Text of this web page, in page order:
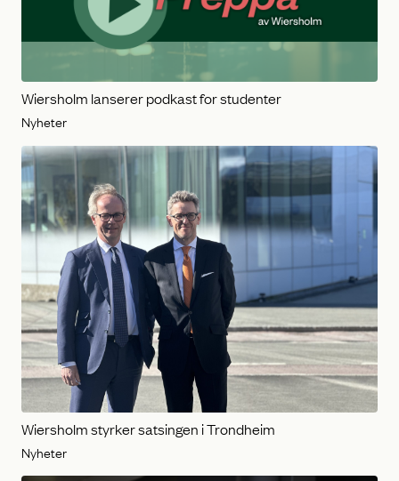
Wiersholm lanserer podkast for studenter
Nyheter
Wiersholm styrker satsingen i Trondheim
Nyheter